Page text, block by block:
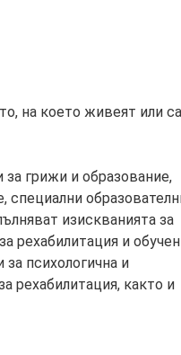
на което живеят или са
грижи и образование,
специални
изискванията за
рехабилитация и
психологична и
рехабилитация, както и